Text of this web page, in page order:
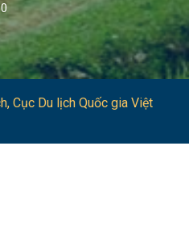
Cục Du lịch Quốc gia Việt